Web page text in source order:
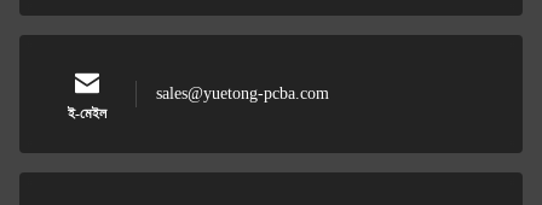
ই-মেইল
sales@yuetong-pcba.com